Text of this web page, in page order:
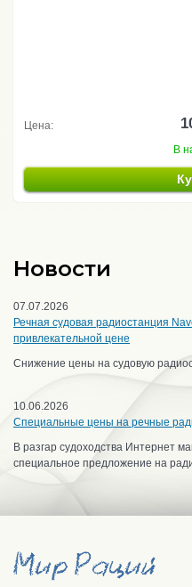
Цена:
В
Новости
07.07.2026
Речная судовая радиостанция
привлекательной цене
Снижение цены на судовую
10.06.2026
Специальные цены на речные
В разгар судоходства Интернет
специальное предложение на